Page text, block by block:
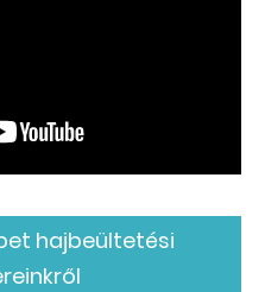
hajbeültetési